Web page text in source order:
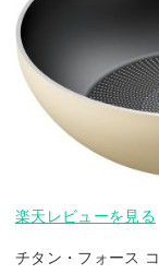
楽天レビューを見る
チタン・フォース